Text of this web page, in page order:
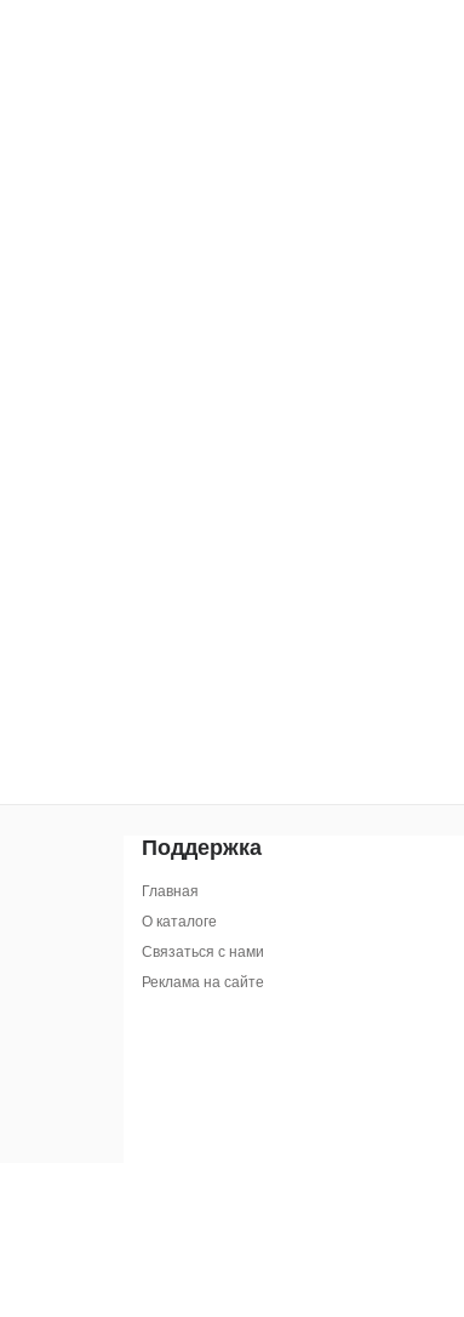
Поддержка
Главная
О каталоге
Связаться с нами
Реклама на сайте